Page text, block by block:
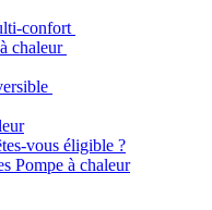
confort
chaleur
vous éligible ?
Pompe à chaleur